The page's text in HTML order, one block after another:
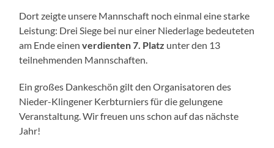
Dort zeigte unsere Mannschaft noch einmal eine starke
Leistung: Drei Siege bei nur einer Niederlage bedeuteten
am Ende einenverdienten 7. Platz unter den 13
teilnehmenden Mannschaften.
Ein großes Dankeschön gilt den Organisatoren des
Nieder-Klingener Kerbturniers für die gelungene
Veranstaltung. Wir freuen uns schon auf das nächste
Jahr!